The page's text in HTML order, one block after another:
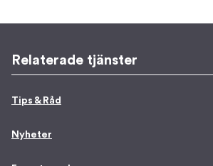
Relaterade tjänster
Tips & Råd
Nyheter